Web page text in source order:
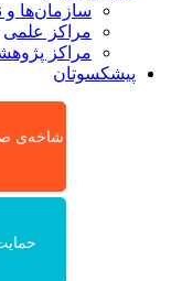
سازمان‌ها و
مراکز علمی
مراکز
پیشکسوتان
شاخه‌ی
حمایت